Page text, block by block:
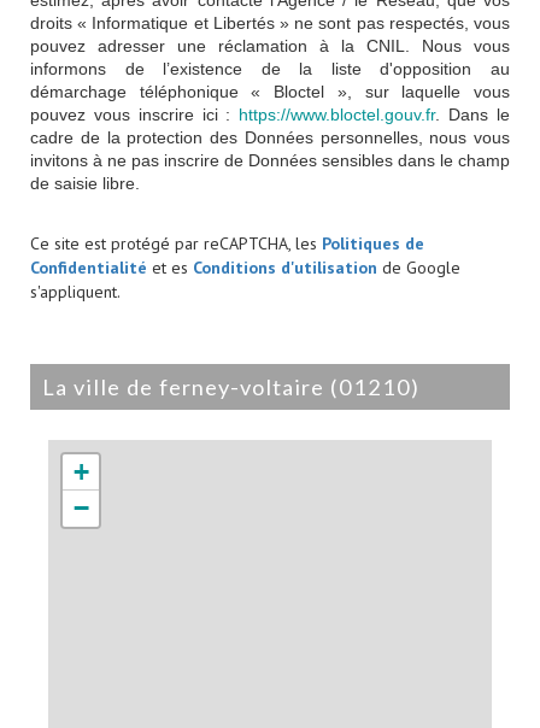
droits « Informatique et Libertés » ne sont pas respectés, vous
pouvez adresser une réclamation à la CNIL. Nous vous
informons de l’existence de la liste d'opposition au
démarchage téléphonique « Bloctel », sur laquelle vous
pouvez vous inscrire ici : https://www.bloctel.gouv.fr. Dans le
cadre de la protection des Données personnelles, nous vous
invitons à ne pas inscrire de Données sensibles dans le champ
de saisie libre.
Ce site est protégé par reCAPTCHA, les Politiques de
Confidentialité et es Conditions d'utilisation de Google
s'appliquent.
la ville de ferney-voltaire (01210)
+
−